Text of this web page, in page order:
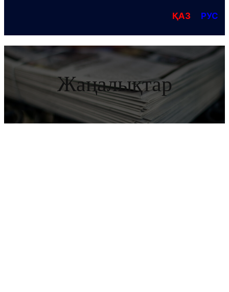
ҚАЗ РУС
Жаңалықтар